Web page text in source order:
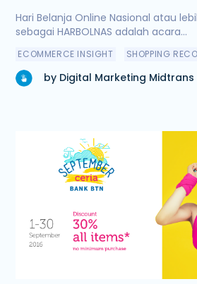
tentang HARBOLNAS
Hari Belanja Online Nasional atau
sebagai HARBOLNAS adalah acara...
ECOMMERCE INSIGHT SHOPPING
by Digital Marketing Midtrans